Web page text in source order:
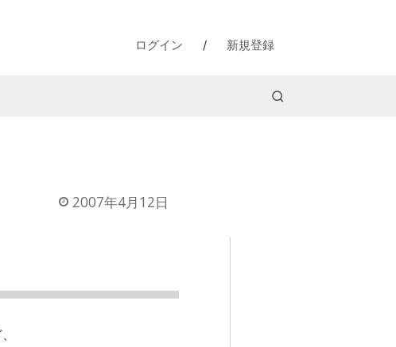
ログイン / 新規登録
2007年4月12日